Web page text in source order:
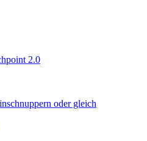
2.0
oder gleich